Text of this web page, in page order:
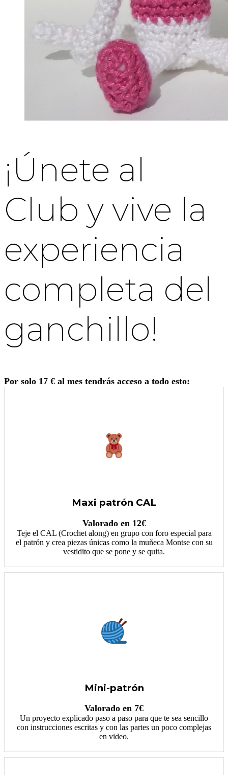
¡Únete al
Club y vive la
experiencia
completa del
ganchillo!
Por solo 17 € al mes tendrás acceso a todo esto:
Maxi patrón CAL
Valorado en 12€
Teje el CAL (Crochet along) en grupo con foro especial para
el patrón y crea piezas únicas como la muñeca Montse con su
vestidito que se pone y se quita.
Mini-patrón
Valorado en 7€
Un proyecto explicado paso a paso para que te sea sencillo
con instrucciones escritas y con las partes un poco complejas
en video.